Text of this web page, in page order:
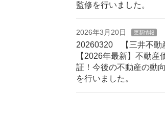
監修を行いました。
2026年3月20日 更新情報
20260320 【三井不動
【2026年最新】不動産
証！今後の不動産の動
を行いました。